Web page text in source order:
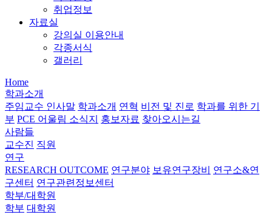
취업정보
자료실
강의실 이용안내
각종서식
갤러리
Home
학과소개
주임교수 인사말 학과소개 연혁 비전 및 진로 학과를 위한 기
부 PCE 어울림 소식지 홍보자료 찾아오시는길
사람들
교수진 직원
연구
RESEARCH OUTCOME 연구분야 보유연구장비
연구소&연
구센터 연구관련정보센터
학부/대학원
학부 대학원